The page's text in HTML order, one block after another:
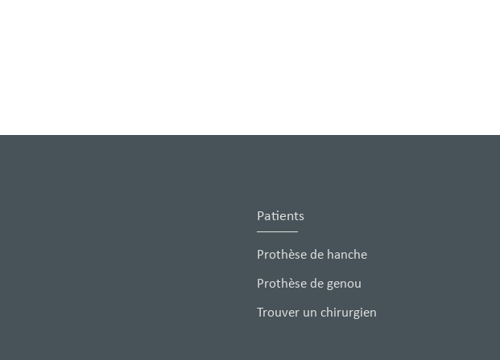
Patients
Prothèse de hanche
Prothèse de genou
Trouver un chirurgien